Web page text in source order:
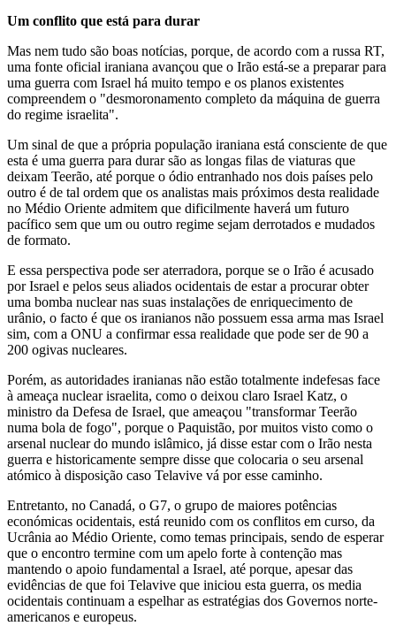
Um conflito que está para durar
Mas nem tudo são boas notícias, porque, de acordo com a russa RT,
uma fonte oficial iraniana avançou que o Irão está-se a preparar para
uma guerra com Israel há muito tempo e os planos existentes
compreendem o "desmoronamento completo da máquina de guerra
do regime israelita".
Um sinal de que a própria população iraniana está consciente de que
esta é uma guerra para durar são as longas filas de viaturas que
deixam Teerão, até porque o ódio entranhado nos dois países pelo
outro é de tal ordem que os analistas mais próximos desta realidade
no Médio Oriente admitem que dificilmente haverá um futuro
pacífico sem que um ou outro regime sejam derrotados e mudados
de formato.
E essa perspectiva pode ser aterradora, porque se o Irão é acusado
por Israel e pelos seus aliados ocidentais de estar a procurar obter
uma bomba nuclear nas suas instalações de enriquecimento de
urânio, o facto é que os iranianos não possuem essa arma mas Israel
sim, com a ONU a confirmar essa realidade que pode ser de 90 a
200 ogivas nucleares.
Porém, as autoridades iranianas não estão totalmente indefesas face
à ameaça nuclear israelita, como o deixou claro Israel Katz, o
ministro da Defesa de Israel, que ameaçou "transformar Teerão
numa bola de fogo", porque o Paquistão, por muitos visto como o
arsenal nuclear do mundo islâmico, já disse estar com o Irão nesta
guerra e historicamente sempre disse que colocaria o seu arsenal
atómico à disposição caso Telavive vá por esse caminho.
Entretanto, no Canadá, o G7, o grupo de maiores potências
económicas ocidentais, está reunido com os conflitos em curso, da
Ucrânia ao Médio Oriente, como temas principais, sendo de esperar
que o encontro termine com um apelo forte à contenção mas
mantendo o apoio fundamental a Israel, até porque, apesar das
evidências de que foi Telavive que iniciou esta guerra, os media
ocidentais continuam a espelhar as estratégias dos Governos norte-
americanos e europeus.